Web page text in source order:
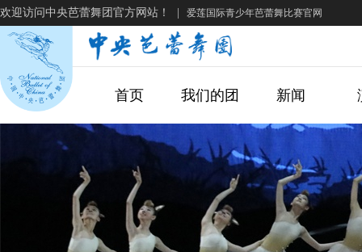
欢迎访问中央芭蕾舞团官方网站！ 爱莲国际青少年芭蕾舞比赛官网
首页 我们的团 新闻